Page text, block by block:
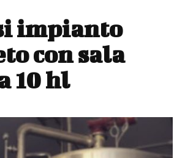
impianto
con sala
10 hl